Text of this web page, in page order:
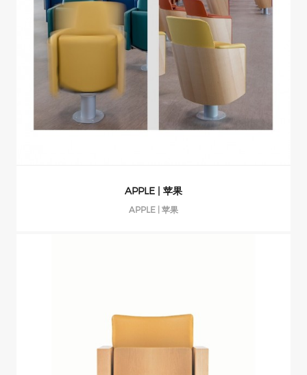
APPLE | 苹果
APPLE | 苹果